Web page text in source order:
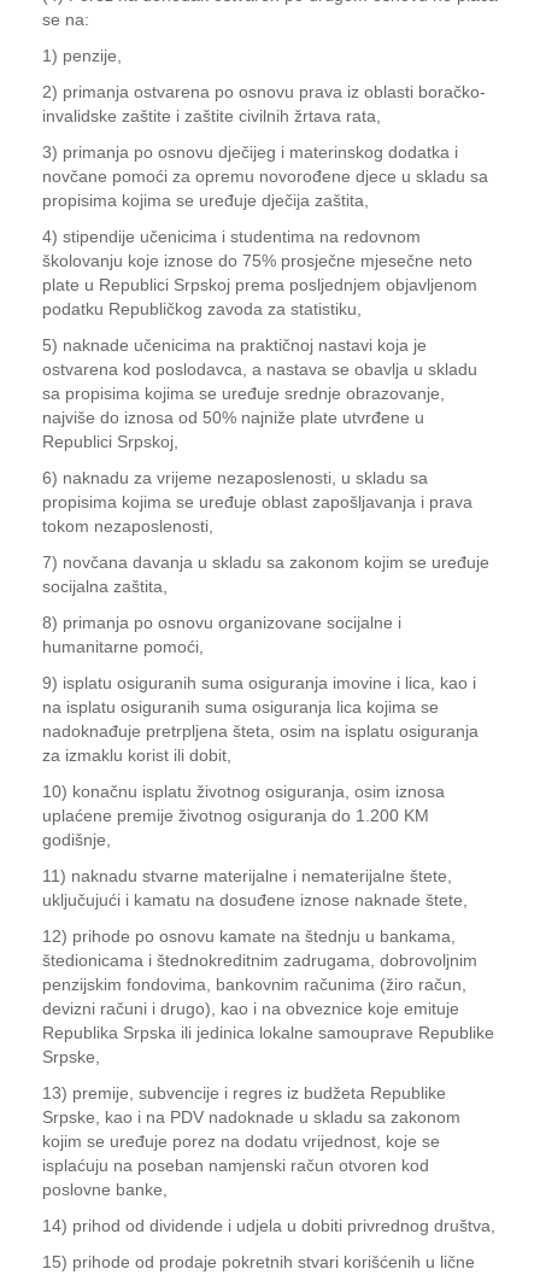
se na:
1) penzije,
2) primanja ostvarena po osnovu prava iz oblasti boračko-
invalidske zaštite i zaštite civilnih žrtava rata,
3) primanja po osnovu dječijeg i materinskog dodatka i
novčane pomoći za opremu novorođene djece u skladu sa
propisima kojima se uređuje dječija zaštita,
4) stipendije učenicima i studentima na redovnom
školovanju koje iznose do 75% prosječne mjesečne neto
plate u Republici Srpskoj prema posljednjem objavljenom
podatku Republičkog zavoda za statistiku,
5) naknade učenicima na praktičnoj nastavi koja je
ostvarena kod poslodavca, a nastava se obavlja u skladu
sa propisima kojima se uređuje srednje obrazovanje,
najviše do iznosa od 50% najniže plate utvrđene u
Republici Srpskoj,
6) naknadu za vrijeme nezaposlenosti, u skladu sa
propisima kojima se uređuje oblast zapošljavanja i prava
tokom nezaposlenosti,
7) novčana davanja u skladu sa zakonom kojim se uređuje
socijalna zaštita,
8) primanja po osnovu organizovane socijalne i
humanitarne pomoći,
9) isplatu osiguranih suma osiguranja imovine i lica, kao i
na isplatu osiguranih suma osiguranja lica kojima se
nadoknađuje pretrpljena šteta, osim na isplatu osiguranja
za izmaklu korist ili dobit,
10) konačnu isplatu životnog osiguranja, osim iznosa
uplaćene premije životnog osiguranja do 1.200 KM
godišnje,
11) naknadu stvarne materijalne i nematerijalne štete,
uključujući i kamatu na dosuđene iznose naknade štete,
12) prihode po osnovu kamate na štednju u bankama,
štedionicama i štednokreditnim zadrugama, dobrovoljnim
penzijskim fondovima, bankovnim računima (žiro račun,
devizni računi i drugo), kao i na obveznice koje emituje
Republika Srpska ili jedinica lokalne samouprave Republike
Srpske,
13) premije, subvencije i regres iz budžeta Republike
Srpske, kao i na PDV nadoknade u skladu sa zakonom
kojim se uređuje porez na dodatu vrijednost, koje se
isplaćuju na poseban namjenski račun otvoren kod
poslovne banke,
14) prihod od dividende i udjela u dobiti privrednog društva,
15) prihode od prodaje pokretnih stvari korišćenih u lične